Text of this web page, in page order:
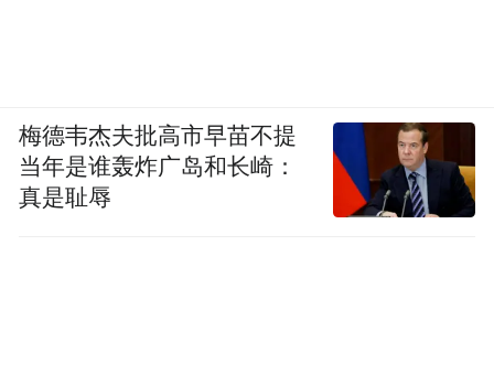
梅德韦杰夫批高市早苗不提
当年是谁轰炸广岛和长崎：
真是耻辱